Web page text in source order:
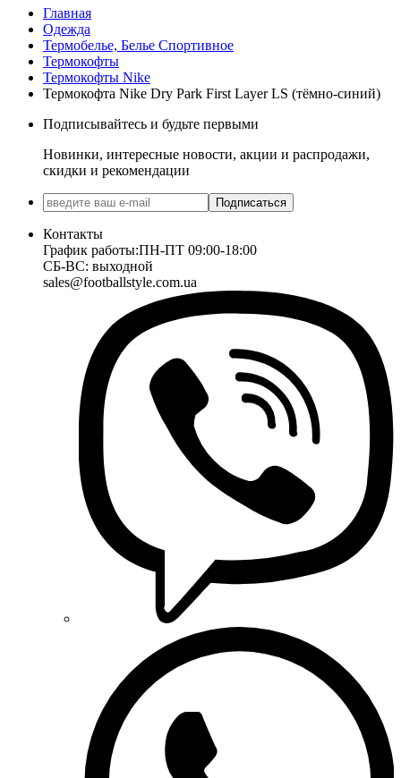
Главная
Одежда
Термобелье, Белье Спортивное
Термокофты
Термокофты Nike
Термокофта Nike Dry Park First Layer LS (тёмно-синий)
Подписывайтесь и будьте первыми
Новинки, интересные новости, акции и распродажи,
скидки и рекомендации
Подписаться
Контакты
График работы:ПН-ПТ 09:00-18:00
СБ-ВС: выходной
sales@footballstyle.com.ua